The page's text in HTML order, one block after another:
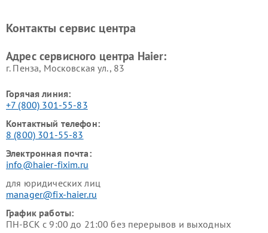
Ремонт роботов-пылесосов
Ремонт посудомоечных
Контакты сервис центра
Адрес сервисного центра Haier:
г. Пенза, Московская ул., 83
Горячая линия:
+7 (800) 301-55-83
Контактный телефон:
8 (800) 301-55-83
Электронная почта:
info@haier-fixim.ru
для юридических лиц
manager@fix-haier.ru
График работы:
ПН-ВСК с 9:00 до 21:00 без перерывов и выходных